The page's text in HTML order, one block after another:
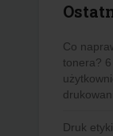
Co
tonera?
Druk